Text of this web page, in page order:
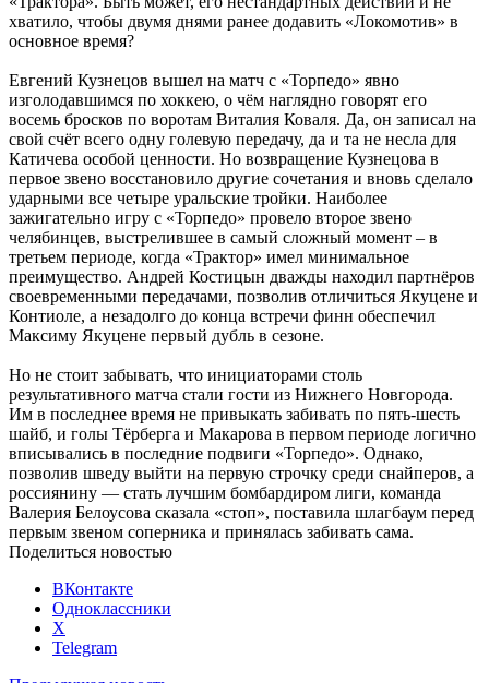
хватило, чтобы двумя днями ранее додавить «Локомотив» в
основное время?
Евгений Кузнецов вышел на матч с «Торпедо» явно
изголодавшимся по хоккею, о чём наглядно говорят его
восемь бросков по воротам Виталия Коваля. Да, он записал на
свой счёт всего одну голевую передачу, да и та не несла для
Катичева особой ценности. Но возвращение Кузнецова в
первое звено восстановило другие сочетания и вновь сделало
ударными все четыре уральские тройки. Наиболее
зажигательно игру с «Торпедо» провело второе звено
челябинцев, выстрелившее в самый сложный момент – в
третьем периоде, когда «Трактор» имел минимальное
преимущество. Андрей Костицын дважды находил партнёров
своевременными передачами, позволив отличиться Якуцене и
Контиоле, а незадолго до конца встречи финн обеспечил
Максиму Якуцене первый дубль в сезоне.
Но не стоит забывать, что инициаторами столь
результативного матча стали гости из Нижнего Новгорода.
Им в последнее время не привыкать забивать по пять-шесть
шайб, и голы Тёрберга и Макарова в первом периоде логично
вписывались в последние подвиги «Торпедо». Однако,
позволив шведу выйти на первую строчку среди снайперов, а
россиянину — стать лучшим бомбардиром лиги, команда
Валерия Белоусова сказала «стоп», поставила шлагбаум перед
первым звеном соперника и принялась забивать сама.
Поделиться новостью
ВКонтакте
Одноклассники
X
Telegram